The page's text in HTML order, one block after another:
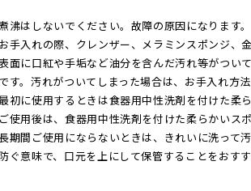
沸はしないでください。故障の原因になります。
お手入れの際、クレンザー、メラミンスポンジ、
面に口紅や手垢など油分を含んだ汚れ等がつい
です。汚れがついてしまった場合は、お手入れ方
初に使用するときは食器用中性洗剤を付けた柔
ご使用後は、食器用中性洗剤を付けた柔らかいス
期間ご使用にならないときは、きれいに洗って
防ぐ意味で、口元を上にして保管することをおすす